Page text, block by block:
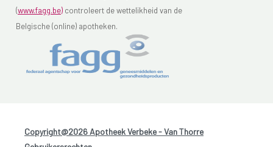
(www.fagg.be) controleert de wettelikheid van de
Belgische (online) apotheken.
Copyright@2026 Apotheek Verbeke - Van Thorre